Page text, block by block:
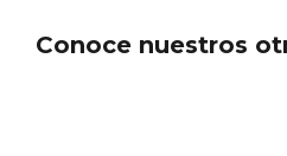
Conoce nuestros
Porrón de Citas de